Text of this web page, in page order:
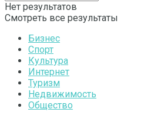
Нет результатов
Смотреть все результаты
Бизнес
Спорт
Культура
Интернет
Туризм
Недвижимость
Общество